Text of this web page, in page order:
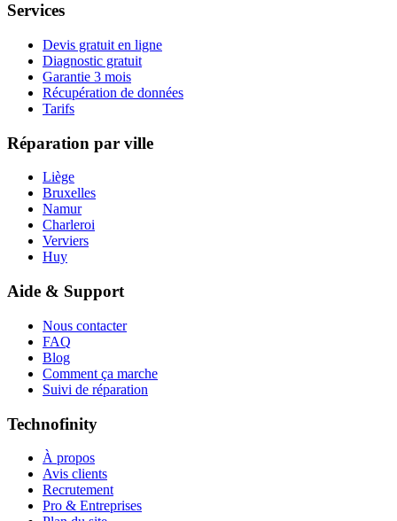
Services
Devis gratuit en ligne
Diagnostic gratuit
Garantie 3 mois
Récupération de données
Tarifs
Réparation par ville
Liège
Bruxelles
Namur
Charleroi
Verviers
Huy
Aide & Support
Nous contacter
FAQ
Blog
Comment ça marche
Suivi de réparation
Technofinity
À propos
Avis clients
Recrutement
Pro & Entreprises